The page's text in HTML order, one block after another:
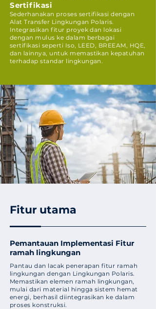
Sertifikasi
Sederhanakan proses sertifikasi dengan
Alat Transfer Lingkungan Polaris.
Integrasikan fitur proyek dan lokasi
dengan mulus ke dalam berbagai
sertifikasi seperti Iso, LEED, BREEAM, HQE,
dan lainnya, untuk memastikan kepatuhan
terhadap standar lingkungan.
Fitur utama
Pemantauan Implementasi Fitur
ramah lingkungan
Pantau dan lacak penerapan fitur ramah
lingkungan dengan Lingkungan Polaris.
Memastikan elemen ramah lingkungan,
mulai dari material hingga sistem hemat
energi, berhasil diintegrasikan ke dalam
proses konstruksi.